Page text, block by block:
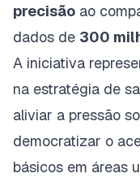
precisão ao
dados de 300
A iniciativa
na estratégia de
aliviar a pressão
democratizar o
básicos em áreas